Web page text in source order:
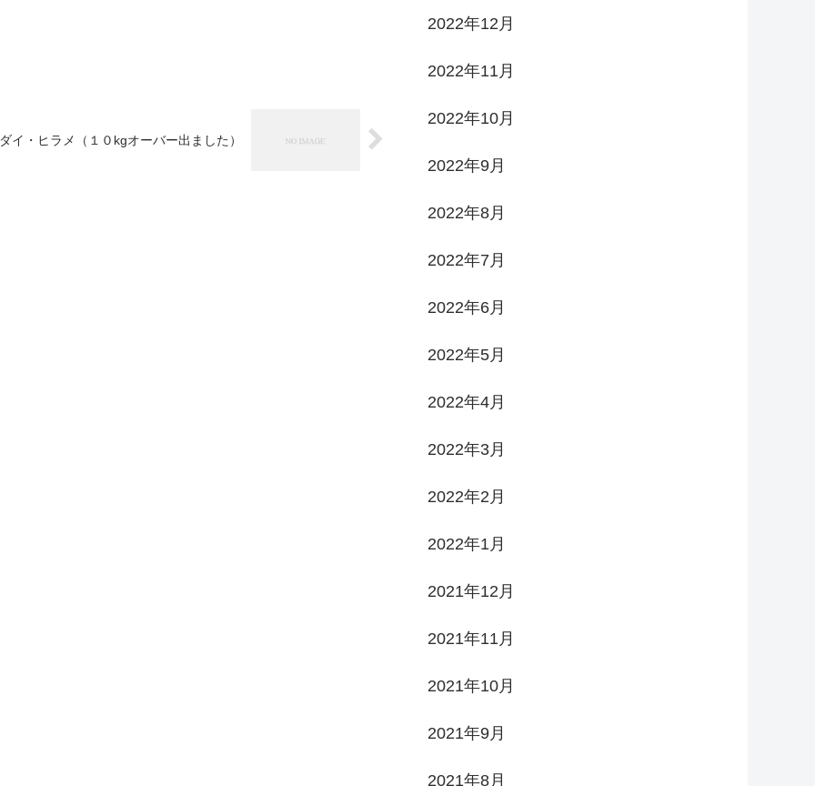
イ・ヒラメ（１０kgオーバー出ました）
2022年12月
2022年11月
2022年10月
2022年9月
2022年8月
2022年7月
2022年6月
2022年5月
2022年4月
2022年3月
2022年2月
2022年1月
2021年12月
2021年11月
2021年10月
2021年9月
2021年8月